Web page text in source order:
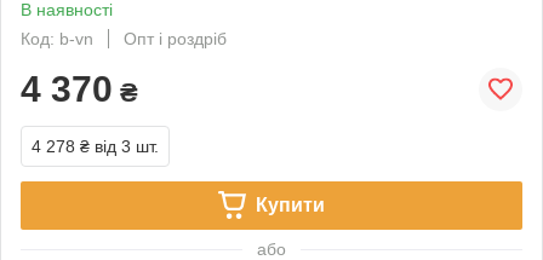
В наявності
Код: b-vn
Опт і роздріб
4 370 ₴
4 278 ₴ від 3 шт.
Купити
або